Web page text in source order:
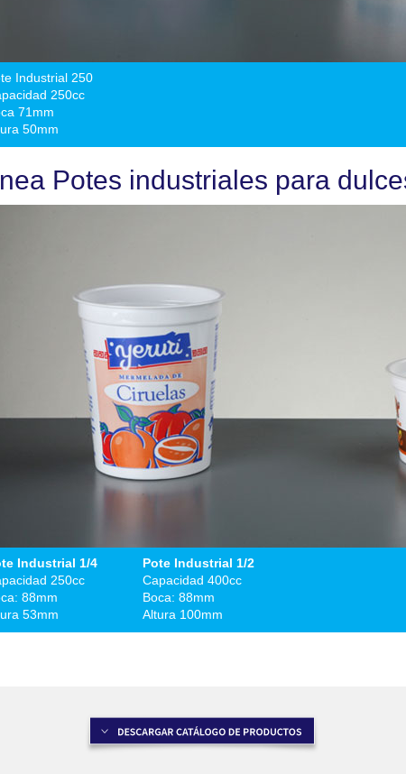
Industrial 250
250cc
71mm
50mm
Potes industriales para
Industrial 1/4
250cc
88mm
53mm
Pote Industrial 1/2
Capacidad 400cc
Boca: 88mm
Altura 100mm